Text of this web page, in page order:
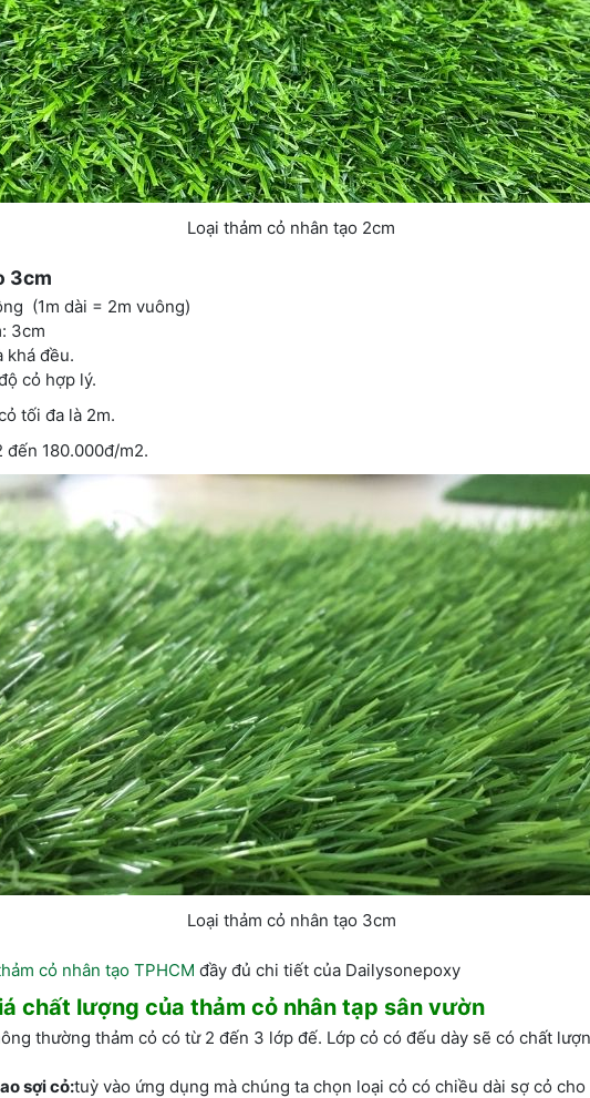
Loại thảm cỏ nhân tạo 2cm
3cm
(1m dài = 2m vuông)
3cm
khá đều.
cỏ hợp lý.
tối đa là 2m.
đến 180.000đ/m2.
Loại thảm cỏ nhân tạo 3cm
cỏ nhân tạo TPHCM đầy đủ chi tiết của Dailysonepoxy
chất lượng của thảm cỏ nhân tạp sân vườn
thường thảm cỏ có từ 2 đến 3 lớp đế. Lớp cỏ có đếu dày sẽ có chất
sợi cỏ:tuỳ vào ứng dụng mà chúng ta chọn loại cỏ có chiều dài sợ cỏ